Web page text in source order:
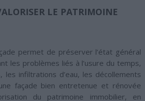
LE PATRIMOINE
permet de préserver l’état général
les problèmes liés à l’usure du temps,
infiltrations d’eau, les décollements
façade bien entretenue et rénovée
du patrimoine immobilier, en